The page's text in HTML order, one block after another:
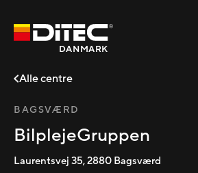
DANMARK
Alle centre
BAGSVÆRD
BilplejeGruppen
Laurentsvej 35,2880 Bagsværd